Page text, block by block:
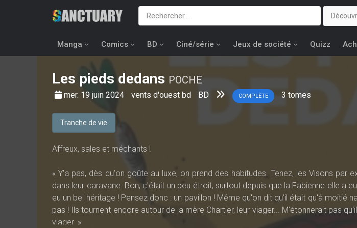
Manga Comics BD Ciné/série Jeux de société Quizz
Les pieds dedans POCHE
mer. 19 juin 2024 vents d'ouest bd BD COMPLÈTE 3 tomes
Tranche de vie
Affreux, sales et méchants !
« Y'a pas, dès qu'on goûte au luxe, on prend des habitudes. Tenez, les Visons par
dans leur caravane. Bon, c'était un peu étroit, surtout depuis que la Fabienne elle a
eu un bel héritage ! Pensez donc : un pavillon ! Même qu'on dit qu'il était qu'à moitié
pas ! Ils tournent encore autour de la mère Chartier, leur viager... M'étonnerait pas
viager. »